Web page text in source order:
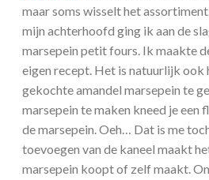
maar soms wisselt het
mijn achterhoofd ging ik aan de
marsepein petit fours. Ik maakte
eigen recept. Het is natuurlijk ook
gekochte amandel marsepein te
marsepein te maken kneed je een
de marsepein. Oeh… Dat is me
toevoegen van de kaneel maakt
marsepein koopt of zelf maakt.